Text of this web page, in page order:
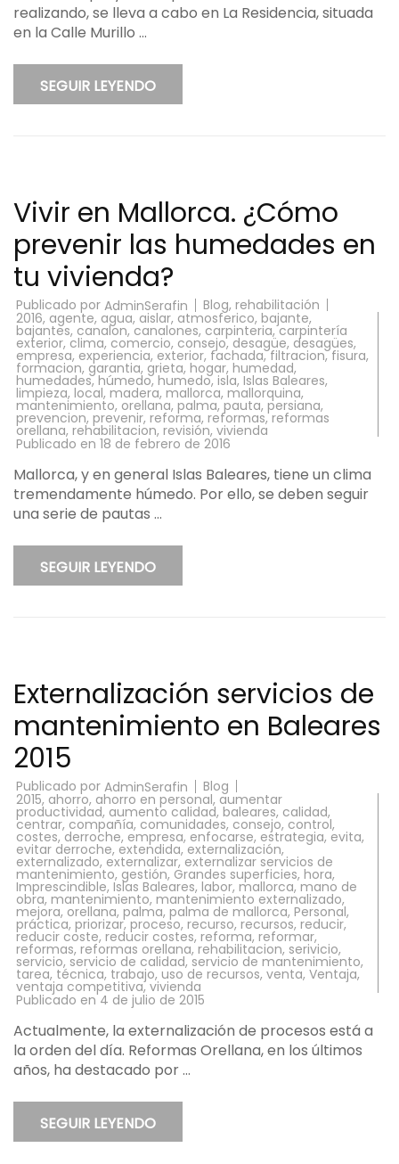
realizando, se lleva a cabo en La Residencia, situada
en la Calle Murillo …
SEGUIR LEYENDO
Vivir en Mallorca. ¿Cómo
prevenir las humedades en
tu vivienda?
Publicado por AdminSerafin Blog, rehabilitación
2016, agente, agua, aislar, atmosferico, bajante,
bajantes, canalon, canalones, carpinteria,carpintería
exterior, clima, comercio, consejo, desagüe, desagües,
empresa, experiencia, exterior, fachada,filtracion,fisura,
formacion, garantia, grieta, hogar, humedad,
humedades,húmedo, humedo, isla, Islas Baleares,
limpieza, local, madera, mallorca, mallorquina,
mantenimiento, orellana, palma, pauta, persiana,
prevencion, prevenir, reforma, reformas,reformas
orellana, rehabilitacion, revisión, vivienda
Publicado en 18 de febrero de 2016
Mallorca, y en general Islas Baleares, tiene un clima
tremendamente húmedo. Por ello, se deben seguir
una serie de pautas …
SEGUIR LEYENDO
Externalización servicios de
mantenimiento en Baleares
2015
Publicado por AdminSerafin Blog
2015, ahorro, ahorro en personal, aumentar
productividad, aumento calidad, baleares, calidad,
centrar, compañía, comunidades, consejo, control,
costes,derroche, empresa, enfocarse, estrategia, evita,
evitar derroche, extendida, externalización,
externalizado, externalizar, externalizar servicios de
mantenimiento, gestión, Grandes superficies, hora,
Imprescindible, Islas Baleares, labor, mallorca,mano de
obra, mantenimiento, mantenimiento externalizado,
mejora, orellana, palma, palma de mallorca, Personal,
práctica, priorizar, proceso, recurso, recursos, reducir,
reducir coste, reducir costes, reforma, reformar,
reformas, reformas orellana,rehabilitacion, serivicio,
servicio, servicio de calidad, servicio de mantenimiento,
tarea, técnica, trabajo, uso de recursos, venta, Ventaja,
ventaja competitiva, vivienda
Publicado en4 de julio de 2015
Actualmente, la externalización de procesos está a
la orden del día. Reformas Orellana, en los últimos
años, ha destacado por …
SEGUIR LEYENDO